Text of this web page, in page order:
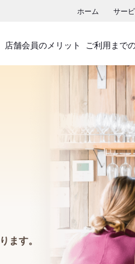
ホーム サー
店舗会員のメリット ご利用まで
ます。